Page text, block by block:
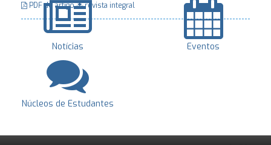
PDF do artigo
revista integral
Notícias Eventos
Núcleos de Estudantes